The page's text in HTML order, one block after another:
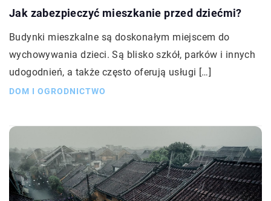
Jak zabezpieczyć mieszkanie przed dziećmi?
Budynki mieszkalne są doskonałym miejscem do
wychowywania dzieci. Są blisko szkół, parków i innych
udogodnień, a także często oferują usługi […]
DOM I OGRODNICTWO